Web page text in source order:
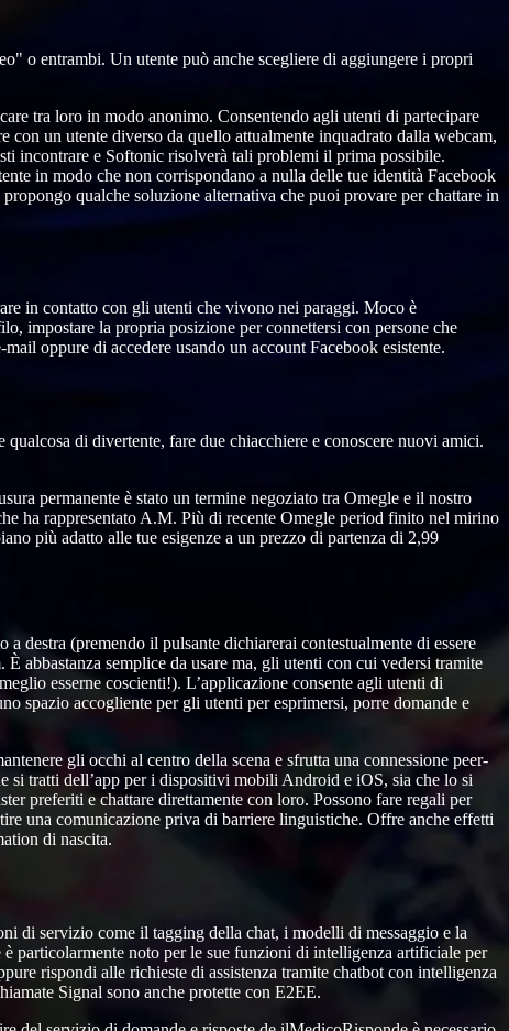
o entrambi. Un utente può anche scegliere di aggiungere i propri
tra loro in modo anonimo. Consentendo agli utenti di partecipare
un utente diverso da quello attualmente inquadrato dalla webcam,
incontrare e Softonic risolverà tali problemi il prima possibile.
in modo che non corrispondano a nulla delle tue identità Facebook
qualche soluzione alternativa che puoi provare per chattare in
in contatto con gli utenti che vivono nei paraggi. Moco è
impostare la propria posizione per connettersi con persone che
oppure di accedere usando un account Facebook esistente.
di divertente, fare due chiacchiere e conoscere nuovi amici.
permanente è stato un termine negoziato tra Omegle e il nostro
ha rappresentato A.M. Più di recente Omegle period finito nel mirino
più adatto alle tue esigenze a un prezzo di partenza di 2,99
destra (premendo il pulsante dichiarerai contestualmente di essere
abbastanza semplice da usare ma, gli utenti con cui vedersi tramite
esserne coscienti!). L’applicazione consente agli utenti di
spazio accogliente per gli utenti per esprimersi, porre domande e
gli occhi al centro della scena e sfrutta una connessione peer-
si tratti dell’app per i dispositivi mobili Android e iOS, sia che lo si
preferiti e chattare direttamente con loro. Possono fare regali per
una comunicazione priva di barriere linguistiche. Offre anche effetti
di nascita.
di servizio come il tagging della chat, i modelli di messaggio e la
particolarmente noto per le sue funzioni di intelligenza artificiale per
rispondi alle richieste di assistenza tramite chatbot con intelligenza
Signal sono anche protette con E2EE.